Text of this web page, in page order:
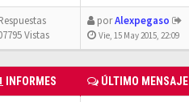
Vistas
porAlexpegaso
Vie, 15 May 2015, 22:09
INFORMES ÚLTIMO MENSAJE